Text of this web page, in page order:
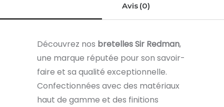
Avis (0)
Découvrez nos bretelles Sir Redman,
une marque réputée pour son savoir-
faire et sa qualité exceptionnelle.
Confectionnées avec des matériaux
haut de gamme et des finitions